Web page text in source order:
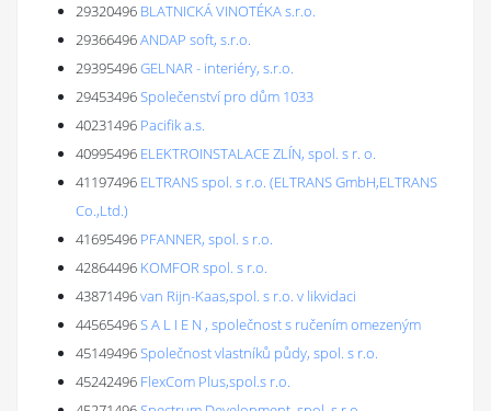
29320496 BLATNICKÁ VINOTÉKA s.r.o.
29366496ANDAP soft, s.r.o.
29395496GELNAR - interiéry, s.r.o.
29453496Společenství pro dům 1033
40231496 Pacifik a.s.
40995496 ELEKTROINSTALACE ZLÍN, spol. s r. o.
41197496 ELTRANS spol. s r.o. (ELTRANS GmbH,ELTRANS
Co.,Ltd.)
41695496 PFANNER, spol. s r.o.
42864496 KOMFOR spol. s r.o.
43871496van Rijn-Kaas,spol. s r.o. v likvidaci
44565496S A L I E N , společnost s ručením omezeným
45149496Společnost vlastníků půdy, spol. s r.o.
45242496 FlexCom Plus,spol.s r.o.